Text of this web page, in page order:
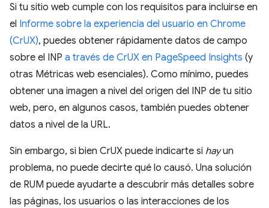
Si tu sitio web cumple con los requisitos para incluirse en
el Informe sobre la experiencia del usuario en Chrome
(CrUX), puedes obtener rápidamente datos de campo
sobre el INP a través de CrUX en PageSpeed Insights (y
otras Métricas web esenciales). Como mínimo, puedes
obtener una imagen a nivel del origen del INP de tu sitio
web, pero, en algunos casos, también puedes obtener
datos a nivel de la URL.
Sin embargo, si bien CrUX puede indicarte si hayun
problema, no puede decirte qué lo causó. Una solución
de RUM puede ayudarte a descubrir más detalles sobre
las páginas, los usuarios o las interacciones de los